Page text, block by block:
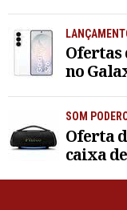
Ofertas
no
SOM
Oferta
caixa